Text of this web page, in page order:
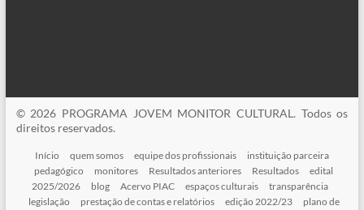
© 2026 PROGRAMA JOVEM MONITOR CULTURAL. Todos os
direitos reservados.
Início quem somos equipe dos profissionais
instituição parceira
pedagógico
monitores Resultados anteriores Resultados
edital
2025/2026
blog Acervo PIAC espaços culturais
transparência
legislação
prestação de contas e relatórios edição 2022/23 plano de